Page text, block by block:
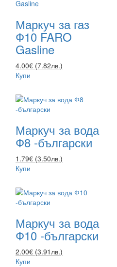
Маркуч за газ
Ф10 FARO
Gasline
4.00€ (7.82лв.)
Купи
Маркуч за вода
Ф8 -български
1.79€ (3.50лв.)
Купи
Маркуч за вода
Ф10 -български
2.00€ (3.91лв.)
Купи